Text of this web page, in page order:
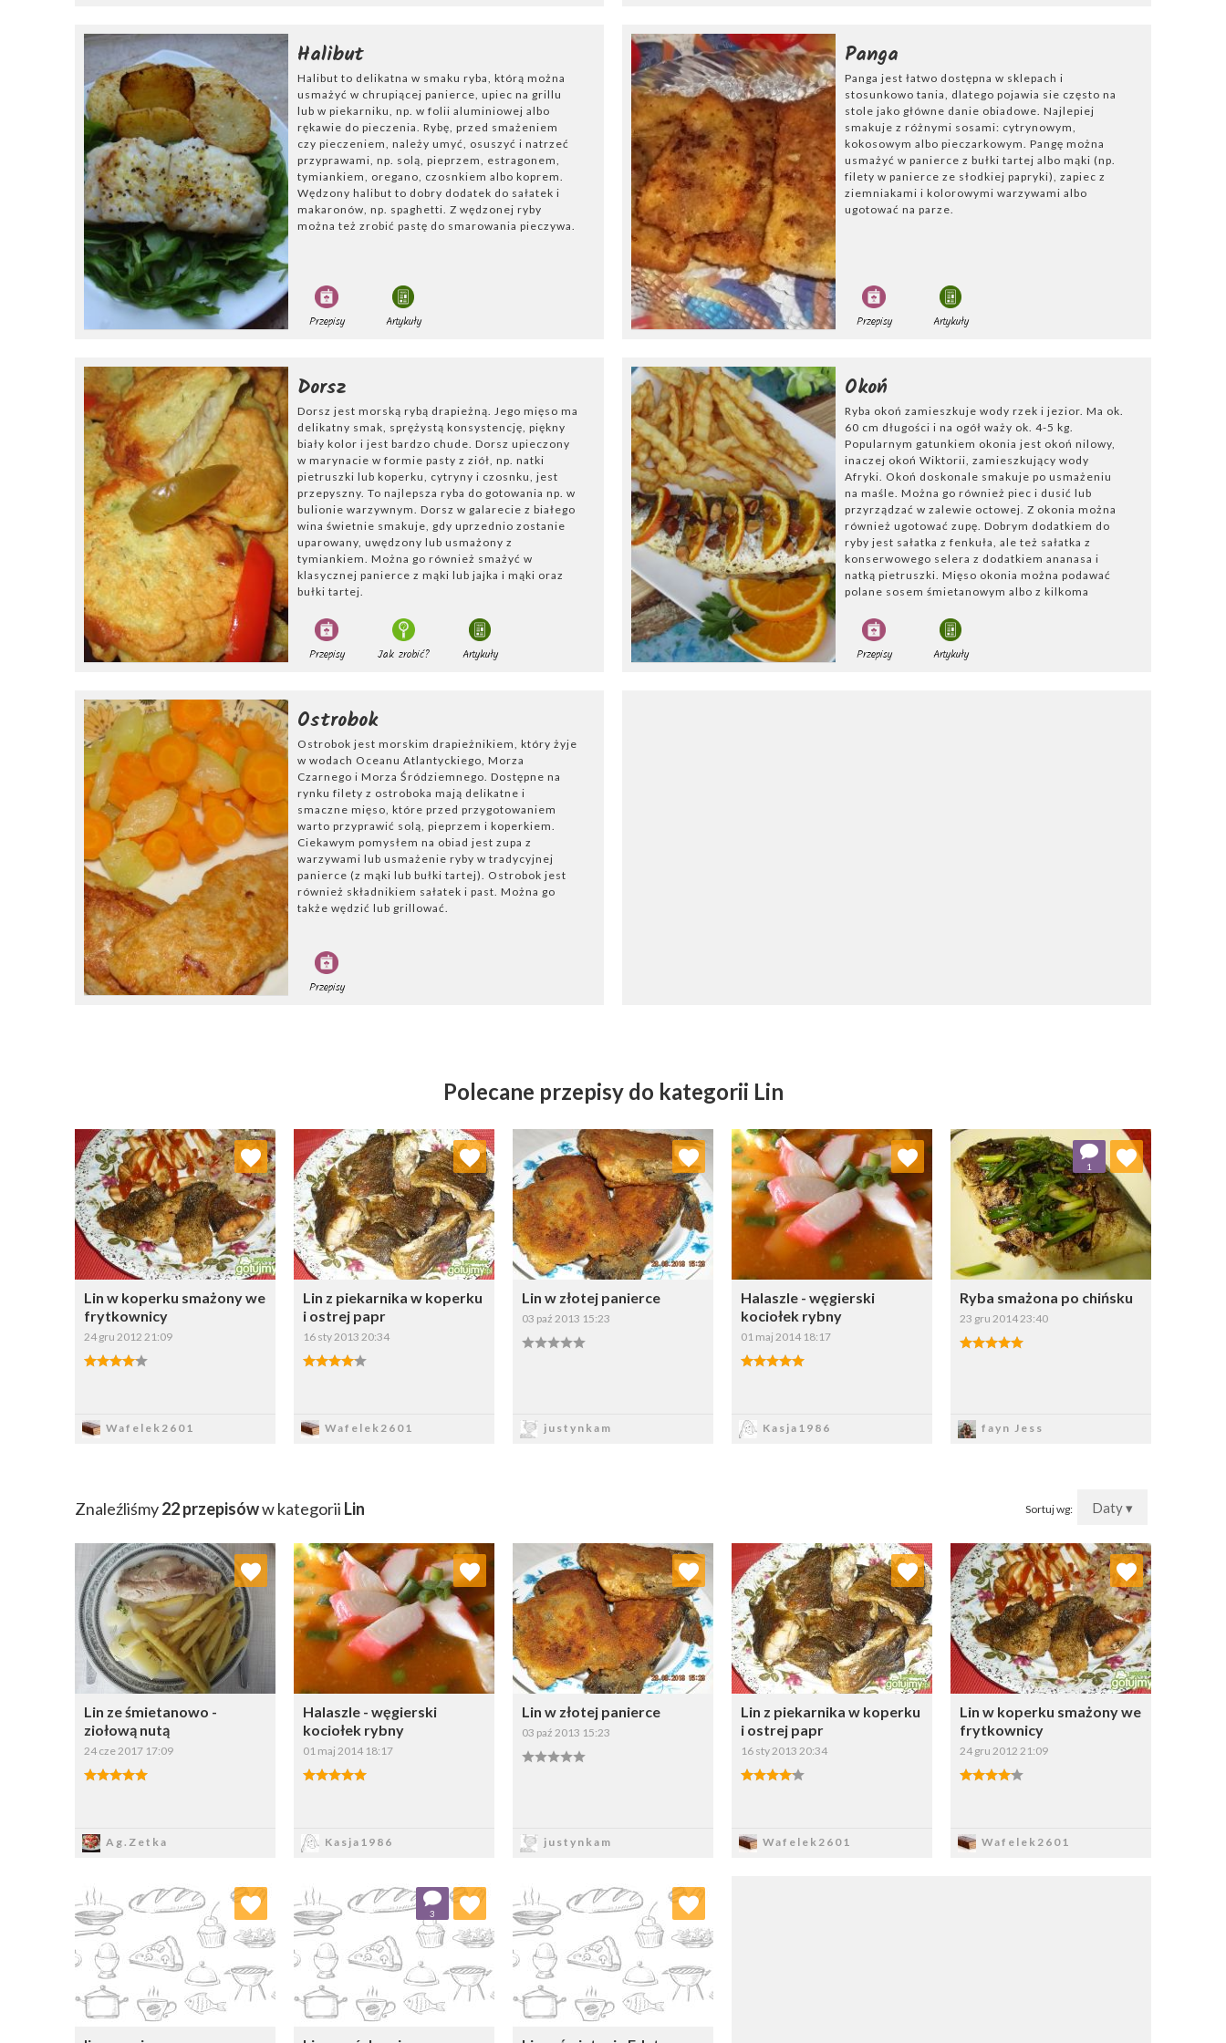
Halibut
Halibut to delikatna w smaku ryba, którą można
usmażyć w chrupiącej panierce, upiec na grillu
lub w piekarniku, np. w folii aluminiowej albo
rękawie do pieczenia. Rybę, przed smażeniem
czy pieczeniem, należy umyć, osuszyć i natrzeć
przyprawami, np. solą, pieprzem, estragonem,
tymiankiem, oregano, czosnkiem albo koprem.
Wędzony halibut to dobry dodatek do sałatek i
makaronów, np. spaghetti. Z wędzonej ryby
można też zrobić pastę do smarowania pieczywa.
Przepisy Artykuły
Panga
Panga jest łatwo dostępna w sklepach i
stosunkowo tania, dlatego pojawia sie często na
stole jako główne danie obiadowe. Najlepiej
smakuje z różnymi sosami: cytrynowym,
kokosowym albo pieczarkowym. Pangę można
usmażyć w panierce z bułki tartej albo mąki (np.
filety w panierce ze słodkiej papryki), zapiec z
ziemniakami i kolorowymi warzywami albo
ugotować na parze.
Przepisy Artykuły
Dorsz
Dorsz jest morską rybą drapieżną. Jego mięso ma
delikatny smak, sprężystą konsystencję, piękny
biały kolor i jest bardzo chude. Dorsz upieczony
w marynacie w formie pasty z ziół, np. natki
pietruszki lub koperku, cytryny i czosnku, jest
przepyszny. To najlepsza ryba do gotowania np. w
bulionie warzywnym. Dorsz w galarecie z białego
wina świetnie smakuje, gdy uprzednio zostanie
uparowany, uwędzony lub usmażony z
tymiankiem. Można go również smażyć w
klasycznej panierce z mąki lub jajka i mąki oraz
bułki tartej.
Przepisy Jak zrobić? Artykuły
Okoń
Ryba okoń zamieszkuje wody rzek i jezior. Ma ok.
60 cm długości i na ogół waży ok. 4-5 kg.
Popularnym gatunkiem okonia jest okoń nilowy,
inaczej okoń Wiktorii, zamieszkujący wody
Afryki. Okoń doskonale smakuje po usmażeniu
na maśle. Można go również piec i dusić lub
przyrządzać w zalewie octowej. Z okonia można
również ugotować zupę. Dobrym dodatkiem do
ryby jest sałatka z fenkuła, ale też sałatka z
konserwowego selera z dodatkiem ananasa i
natką pietruszki. Mięso okonia można podawać
polane sosem śmietanowym albo z kilkoma
Przepisy Artykuły
Ostrobok
Ostrobok jest morskim drapieżnikiem, który żyje
w wodach Oceanu Atlantyckiego, Morza
Czarnego i Morza Śródziemnego. Dostępne na
rynku filety z ostroboka mają delikatne i
smaczne mięso, które przed przygotowaniem
warto przyprawić solą, pieprzem i koperkiem.
Ciekawym pomysłem na obiad jest zupa z
warzywami lub usmażenie ryby w tradycyjnej
panierce (z mąki lub bułki tartej). Ostrobok jest
również składnikiem sałatek i past. Można go
także wędzić lub grillować.
Przepisy
Polecane przepisy do kategorii Lin
Lin w koperku smażony we
frytkownicy
24 gru 2012 21:09
Wafelek2601
Dodaj do ulubionych
Wybierz listę:
Lin z piekarnika w koperku
i ostrej papr
16 sty 2013 20:34
Wafelek2601
Dodaj do ulubionych
Wybierz listę:
Lin w złotej panierce
03 paź 2013 15:23
justynkam
Dodaj do ulubionych
Wybierz listę:
Halaszle - węgierski
kociołek rybny
01 maj 2014 18:17
Kasja1986
Dodaj do ulubionych
Wybierz listę:
Ryba smażona po chińsku
23 gru 2014 23:40
fayn Jess
1
Dodaj do ulubionych
Wybierz listę:
Sortuj wg: Daty ▾
Znaleźliśmy22 przepisóww kategorii Lin
Lin ze śmietanowo -
ziołową nutą
24 cze 2017 17:09
Ag.Zetka
Dodaj do ulubionych
Wybierz listę:
Halaszle - węgierski
kociołek rybny
01 maj 2014 18:17
Kasja1986
Dodaj do ulubionych
Wybierz listę:
Lin w złotej panierce
03 paź 2013 15:23
justynkam
Dodaj do ulubionych
Wybierz listę:
Lin z piekarnika w koperku
i ostrej papr
16 sty 2013 20:34
Wafelek2601
Dodaj do ulubionych
Wybierz listę:
Lin w koperku smażony we
frytkownicy
24 gru 2012 21:09
Wafelek2601
Dodaj do ulubionych
Wybierz listę:
Dodaj do ulubionych
Wybierz listę:
3
Dodaj do ulubionych
Wybierz listę:
Dodaj do ulubionych
Wybierz listę: